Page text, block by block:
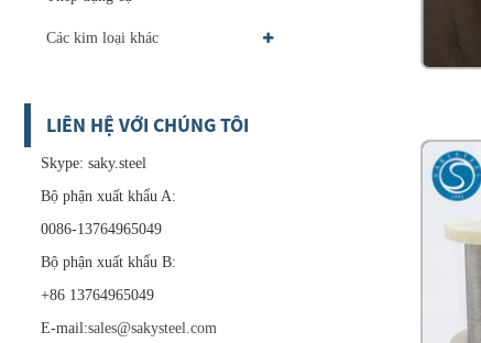
Các kim loại khác
LIÊN HỆ VỚI CHÚNG TÔI
Skype: saky.steel
Bộ phận xuất khẩu A:
0086-13764965049
Bộ phận xuất khẩu B:
+86 13764965049
E-mail:sales@sakysteel.com